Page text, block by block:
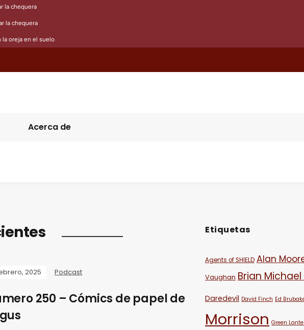
Acerca de
2025 Podcast
250 – Cómics de papel de
Etiquetas
Agents of SHIELD Alan
Vaughan Brian
Daredevil David Finch Ed
Morrison Green